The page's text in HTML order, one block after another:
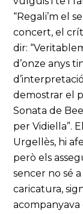
“Regali’m el
concert, el
dir:
d’onze anys
demostrar el
Sonata de
per Vidiella”.
Urgellès, hi
però els
sencer no sé
caricatura,